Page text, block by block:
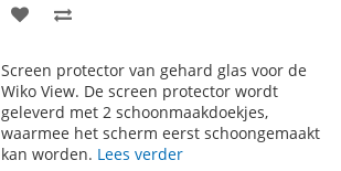
VOEG
AAN
VERLANGLIJST
TE
VERGELIJKEN
Screen protector van gehard glas voor de
Wiko View. De screen protector wordt
geleverd met 2 schoonmaakdoekjes,
waarmee het scherm eerst schoongemaakt
kan worden. Lees verder